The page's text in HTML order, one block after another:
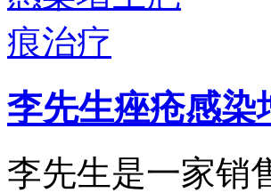
李先生痤疮感染
李先生是一家销